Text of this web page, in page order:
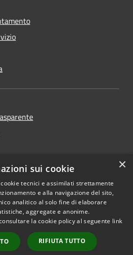
Copyright © 2026 • Comune di
Fiesse • Powered by
Municipium•
Accesso
redazione
×
sui cookie
tecnici e assimilati strettamente
e alla navigazione del sito,
analitico al solo fine di elaborare
aggregate e anonime.
la cookie policy al seguente link
RIFIUTA TUTTO